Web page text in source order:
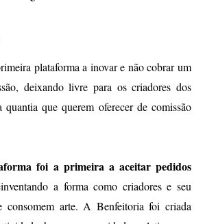
plataforma a inovar e não cobrar um
deixando livre para os criadores dos
que querem oferecer de comissão
foi a primeira a aceitar pedidos
a forma como criadores e seu
consomem arte. A Benfeitoria foi criada